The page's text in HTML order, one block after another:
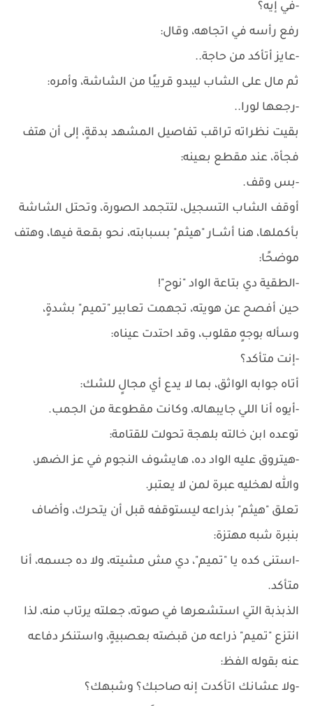
-في إيه؟
رفع رأسه في اتجاهه، وقال:
-عايز أتأكد من حاجة..
ثم مال على الشاب ليبدو قريبًا من الشاشة، وأمره:
-رجعها لورا..
بقيت نظراته تراقب تفاصيل المشهد بدقةٍ، إلى أن هتف
فجأة، عند مقطع بعينه:
-بس وقف.
أوقف الشاب التسجيل، لتتجمد الصورة، وتحتل الشاشة
بأكملها، هنا أشــار "هيثم" بسبابته، نحو بقعة فيها، وهتف
موضحًا:
-الطقية دي بتاعة الواد "نوح"!
حين أفصح عن هويته، تجهمت تعابير "تميم" بشدةٍ،
وسأله بوجهٍ مقلوب، وقد احتدت عيناه:
-إنت متأكد؟
أتاه جوابه الواثق، بما لا يدع أي مجالٍ للشك:
-أيوه أنا اللي جايبهاله، وكانت مقطوعة من الجمب.
توعده ابن خالته بلهجة تحولت للقتامة:
-هيتروق عليه الواد ده، هايشوف النجوم في عز الضهر،
والله لهخليه عبرة لمن لا يعتبر.
تعلق "هيثم" بذراعه ليستوقفه قبل أن يتحرك، وأضاف
بنبرة شبه مهتزة:
-استنى كده يا "تميم"، دي مش مشيته، ولا ده جسمه، أنا
متأكد.
الذبذبة التي استشعرها في صوته، جعلته يرتاب منه، لذا
انتزع "تميم" ذراعه من قبضته بعصبيةٍ، واستنكر دفاعه
عنه بقوله الفظ:
-ولا عشانك اتأكدت إنه صاحبك؟ وشبهك؟